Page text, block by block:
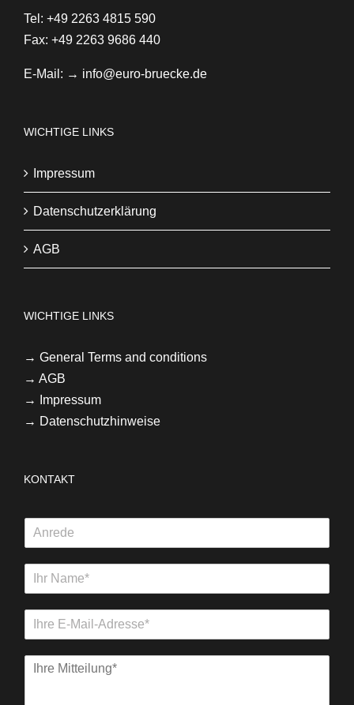
Tel: +49 2263 4815 590
Fax: +49 2263 9686 440
E-Mail: → info@euro-bruecke.de
WICHTIGE LINKS
Impressum
Datenschutzerklärung
AGB
WICHTIGE LINKS
→ General Terms and conditions
→ AGB
→ Impressum
→ Datenschutzhinweise
KONTAKT